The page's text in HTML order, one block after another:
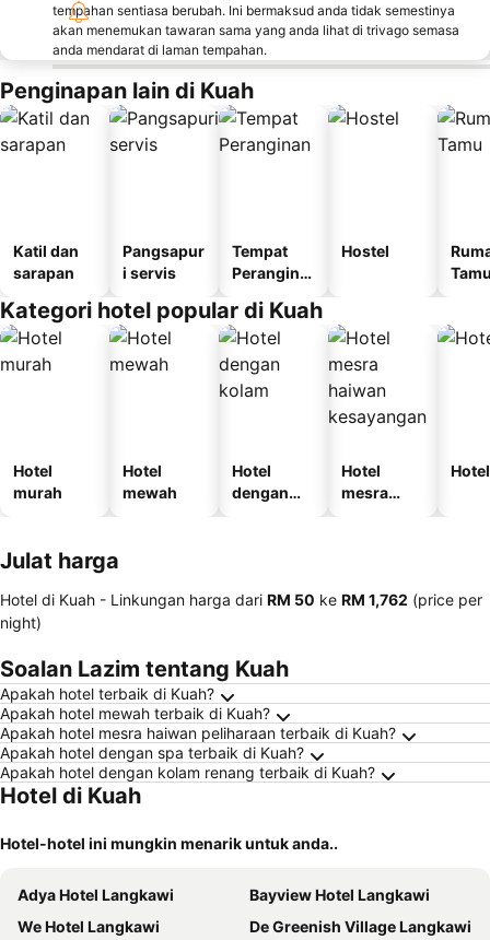
tempahan sentiasa berubah. Ini bermaksud anda tidak semestinya
akan menemukan tawaran sama yang anda lihat di trivago semasa
anda mendarat di laman tempahan.
Penginapan lain di Kuah
Katil dan
sarapan
Pangsapur
i servis
Tempat
Perangina
Hostel
Kategori hotel popular di Kuah
Hotel
murah
Hotel
mewah
Hotel
dengan
Hotel
mesra
Julat harga
Hotel di Kuah - Linkungan harga dari ‎RM 50 ke ‎RM 1,762 (price per
night)
Soalan Lazim tentang Kuah
Apakah hotel terbaik di Kuah?
Apakah hotel mewah terbaik di Kuah?
Apakah hotel mesra haiwan peliharaan terbaik di Kuah?
Apakah hotel dengan spa terbaik di Kuah?
Apakah hotel dengan kolam renang terbaik di Kuah?
Hotel di Kuah
Hotel-hotel ini mungkin menarik untuk anda..
Adya Hotel Langkawi
Bayview Hotel Langkawi
We Hotel Langkawi
De Greenish Village Langkawi